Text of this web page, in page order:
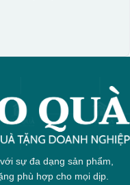
sự đa dạng sản phẩm,
phù hợp cho mọi dịp.